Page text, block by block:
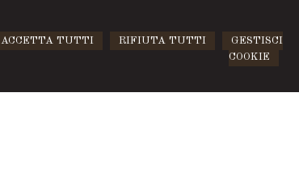
ACCETTA TUTTI RIFIUTA TUTTI
GESTISCI
COOKIE